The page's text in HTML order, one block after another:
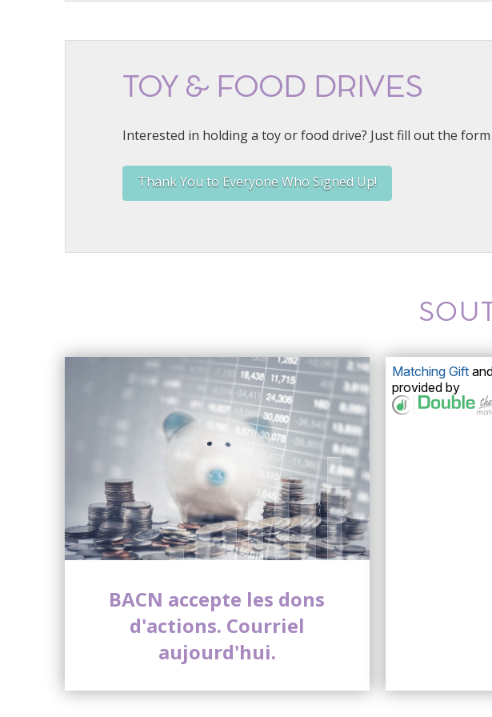
TOY & FOOD DRIVES
Interested in holding a toy or food drive? Just fill out the
Thank You to Everyone Who Signed Up!
BACN accepte les dons
d'actions. Courriel
aujourd'hui.